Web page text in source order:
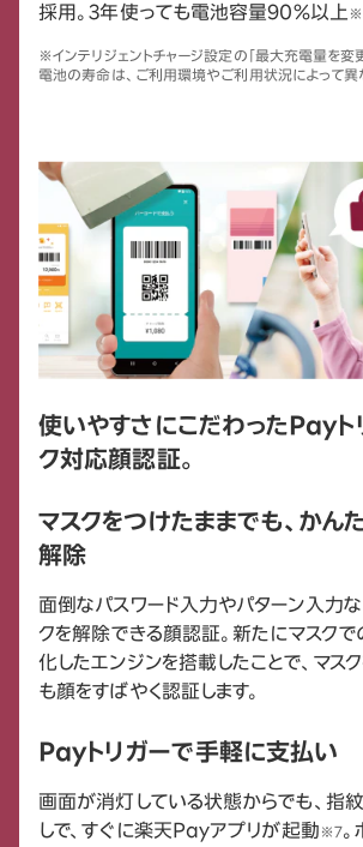
採用。3年使っても電池容量90%以上 ※
※インテリジェントチャージ設定の「最大充電量を変
電池の寿命は、ご利用環境やご利用状況によって異な
使いやすさにこだわったPayト
ク対応顔認証。
マスクをつけたままでも、かん
解除
面倒なパスワード入力やパターン入力な
クを解除できる顔認証。新たにマスク
化したエンジンを搭載したことで、マス
も顔をすばやく認証します。
Payトリガーで手軽に支払い
画面が消灯している状態からでも、指
しで、すぐに楽天Payアプリが起動 ※7。